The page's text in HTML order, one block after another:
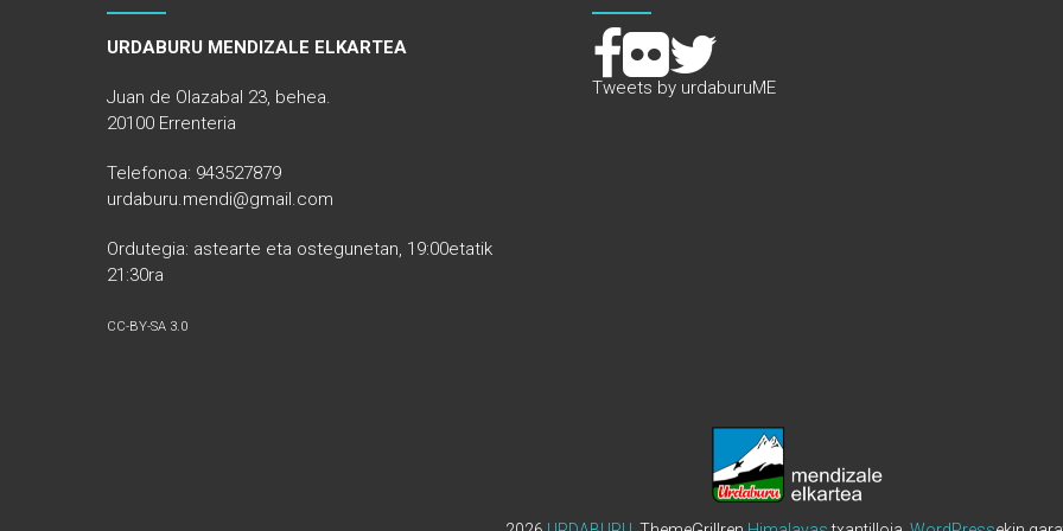
URDABURU MENDIZALE ELKARTEA
Juan de Olazabal 23, behea.
20100 Errenteria
Telefonoa: 943527879
urdaburu.mendi@gmail.com
Ordutegia: astearte eta ostegunetan, 19:00etatik
21:30ra
CC-BY-SA 3.0
Tweets by urdaburuME